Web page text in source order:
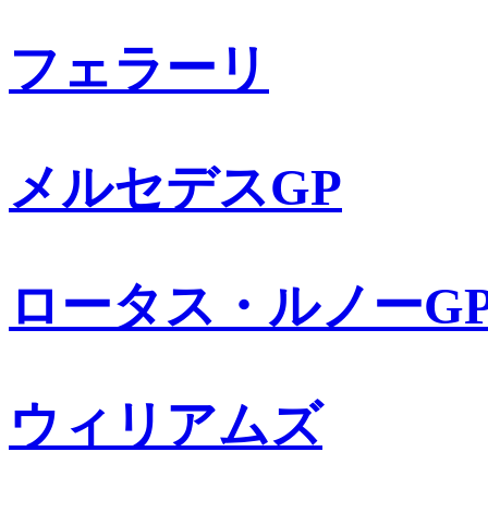
フェラーリ
メルセデスGP
ロータス・ルノー
ウィリアムズ